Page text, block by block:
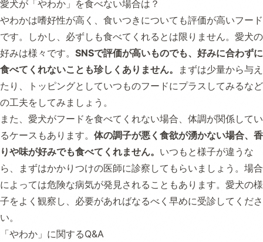
愛犬が「やわか」を食べない場合は？
やわかは嗜好性が高く、食いつきについても評価が高いフード
です。しかし、必ずしも食べてくれるとは限りません。愛犬の
好みは様々です。 SNSで評価が高いものでも、好みに合わずに
食べてくれないことも珍しくありません。
まずは少量から与え
たり、トッピングとしていつものフードにプラスしてみるなど
の工夫をしてみましょう。
また、愛犬がフードを食べてくれない場合、体調が関係してい
るケースもあります。 体の調子が悪く食欲が湧かない場合、香
りや味が好みでも食べてくれません。 いつもと様子が違うな
ら、まずはかかりつけの医師に診察してもらいましょう。場合
によっては危険な病気が発見されることもあります。愛犬の様
子をよく観察し、必要があればなるべく早めに受診してくださ
い。
「やわか」に関するQ&A